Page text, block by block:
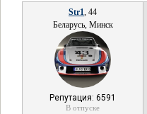
Str1, 44
Беларусь, Минск
Репутация: 6591
В отпуске